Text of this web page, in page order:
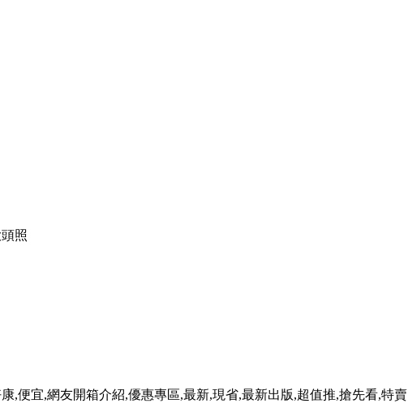
照
,便宜,網友開箱介紹,優惠專區,最新,現省,最新出版,超值推,搶先看,特賣